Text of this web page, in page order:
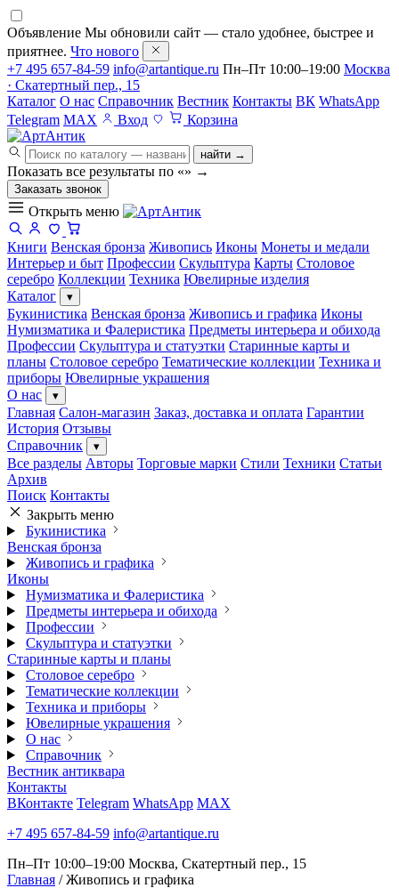
Объявление Мы обновили сайт — стало удобнее, быстрее и
приятнее. Что нового
+7 495 657-84-59 info@artantique.ru Пн–Пт 10:00–19:00 Москва
· Скатертный пер., 15
Каталог О нас Справочник Вестник Контакты ВК WhatsApp
Telegram MAX Вход Корзина
найти →
Показать все результаты по «» →
Заказать звонок
Открыть меню
Книги Венская бронза Живопись Иконы Монеты и медали
Интерьер и быт Профессии Скульптура Карты Столовое
серебро Коллекции Техника Ювелирные изделия
Каталог
▾
Букинистика Венская бронза Живопись и графика Иконы
Нумизматика и Фалеристика Предметы интерьера и обихода
Профессии Скульптура и статуэтки Старинные карты и
планы Столовое серебро Тематические коллекции Техника и
приборы Ювелирные украшения
О нас
▾
Главная Салон-магазин Заказ, доставка и оплата Гарантии
История Отзывы
Справочник
▾
Все разделы Авторы Торговые марки Стили Техники Статьи
Архив
Поиск Контакты
Закрыть меню
Букинистика
Венская бронза
Живопись и графика
Иконы
Нумизматика и Фалеристика
Предметы интерьера и обихода
Профессии
Скульптура и статуэтки
Старинные карты и планы
Столовое серебро
Тематические коллекции
Техника и приборы
Ювелирные украшения
О нас
Справочник
Вестник антиквара
Контакты
ВКонтакте Telegram WhatsApp MAX
+7 495 657-84-59 info@artantique.ru
Пн–Пт 10:00–19:00 Москва, Скатертный пер., 15
Главная / Живопись и графика